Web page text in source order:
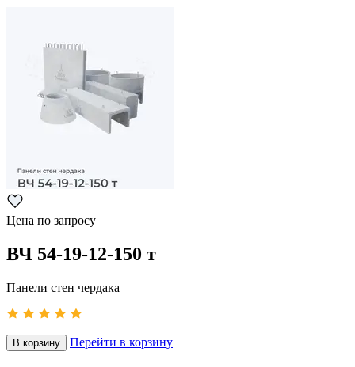
Цена по запросу
ВЧ 54-19-12-150 т
Панели стен чердака
В корзину Перейти в корзину